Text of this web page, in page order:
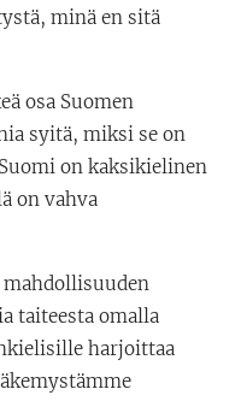
minä en sitä
osa Suomen
syitä, miksi se on
on kaksikielinen
on vahva
taiteesta omalla
harjoittaa